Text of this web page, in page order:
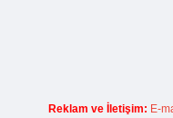
Reklam ve İletişim: E-